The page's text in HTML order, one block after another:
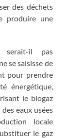
des déchets
produire une
serait-il pas
se saisisse de
pour prendre
énergétique,
le biogaz
eaux usées
locale
le gaz